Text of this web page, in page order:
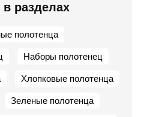
разделах
полотенца
Наборы полотенец
Хлопковые полотенца
Зеленые полотенца